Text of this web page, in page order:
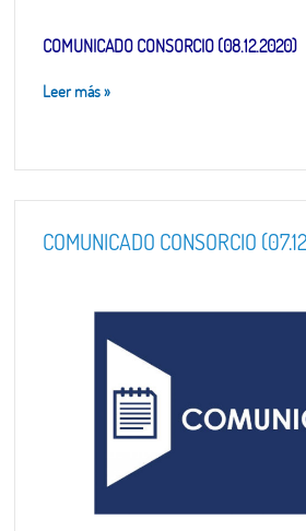
COMUNICADO CONSORCIO (08.12.2020)
Leer más»
COMUNICADO CONSORCIO